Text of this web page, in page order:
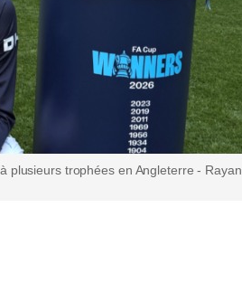
plusieurs trophées en Angleterre - Rayan